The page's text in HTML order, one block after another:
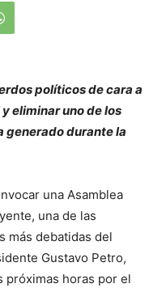
políticos de cara a
eliminar uno de los
generado durante la
una Asamblea
una de las
más debatidas del
Gustavo Petro,
próximas horas por el